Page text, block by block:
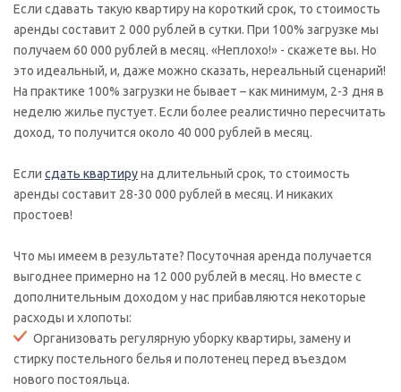
Если сдавать такую квартиру на короткий срок, то стоимость
аренды составит 2 000 рублей в сутки. При 100% загрузке мы
получаем 60 000 рублей в месяц. «Неплохо!» - скажете вы. Но
это идеальный, и, даже можно сказать, нереальный сценарий!
На практике 100% загрузки не бывает – как минимум, 2-3 дня в
неделю жилье пустует. Если более реалистично пересчитать
доход, то получится около 40 000 рублей в месяц.
Если сдать квартируна длительный срок, то стоимость
аренды составит 28-30 000 рублей в месяц. И никаких
простоев!
Что мы имеем в результате? Посуточная аренда получается
выгоднее примерно на 12 000 рублей в месяц. Но вместе с
дополнительным доходом у нас прибавляются некоторые
расходы и хлопоты:
Организовать регулярную уборку квартиры, замену и
стирку постельного белья и полотенец перед въездом
нового постояльца.